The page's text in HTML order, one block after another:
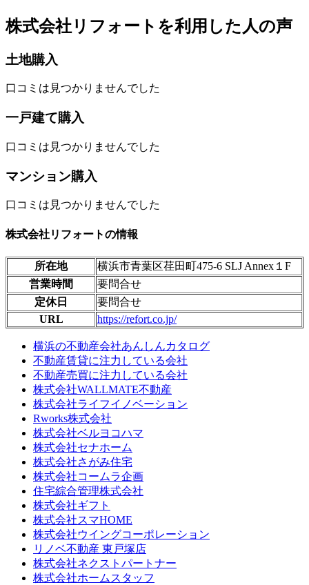
株式会社リフォートを利用した人の声
土地購入
口コミは見つかりませんでした
一戸建て購入
口コミは見つかりませんでした
マンション購入
口コミは見つかりませんでした
株式会社リフォートの情報
所在地
横浜市青葉区荏田町475-6 SLJ Annex１F
営業時間
要問合せ
定休日
要問合せ
URL
https://refort.co.jp/
横浜の不動産会社あんしんカタログ
不動産賃貸に注力している会社
不動産売買に注力している会社
株式会社WALLMATE不動産
株式会社ライフイノベーション
Rworks株式会社
株式会社ベルヨコハマ
株式会社セナホーム
株式会社さがみ住宅
株式会社コームラ企画
住宅綜合管理株式会社
株式会社ギフト
株式会社スマHOME
株式会社ウイングコーポレーション
リノベ不動産 東戸塚店
株式会社ネクストパートナー
株式会社ホームスタッフ